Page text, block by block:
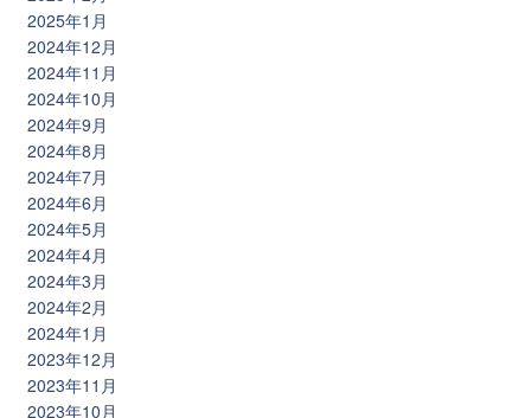
2025年1月
2024年12月
2024年11月
2024年10月
2024年9月
2024年8月
2024年7月
2024年6月
2024年5月
2024年4月
2024年3月
2024年2月
2024年1月
2023年12月
2023年11月
2023年10月